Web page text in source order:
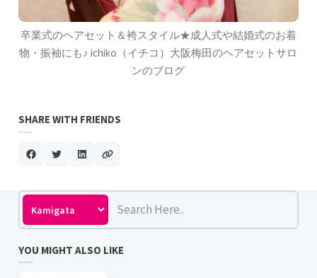
卒業式のヘアセット＆袴スタイル★成人式や結婚式のお着
物・振袖にも♪ ichiko（イチコ）大阪梅田のヘアセットサロ
ンのブログ
SHARE WITH FRIENDS
YOU MIGHT ALSO LIKE